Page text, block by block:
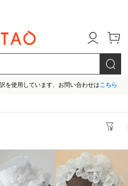
を使用しています、お問い合わせはこちら